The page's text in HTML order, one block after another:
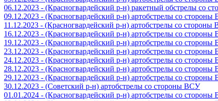
06.12.2023 - (Красногвардейский р-н) ракетный обстрелы со
09.12.2023 - (Красногвардейский р-н) артобстрелы со
11.12.2023 - (Красногвардейский р-н) артобстрелы со стороны
16.12.2023 - (Красногвардейский р-н) артобстрелы со
19.12.2023 - (Красногвардейский р-н) артобстрелы со
23.12.2023 - (Красногвардейский р-н) артобстрелы со
24.12.2023 - (Красногвардейский р-н) артобстрелы со
28.12.2023 - (Красногвардейский р-н) артобстрелы со
29.12.2023 - (Красногвардейский р-н) артобстрелы со
30.12.2023 - (Советский р-н) артобстрелы со стороны ВСУ
01.01.2024 - (Красногвардейский р-н) артобстрелы со